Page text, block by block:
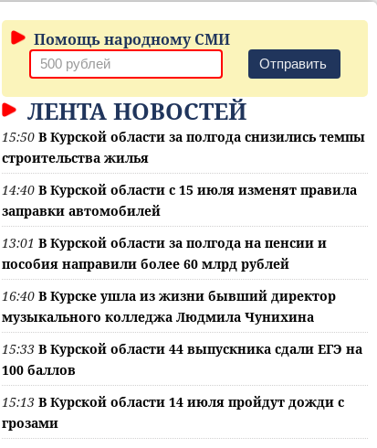
Помощь народному СМИ
Отправить
ЛЕНТА НОВОСТЕЙ
15:50 В Курской области за полгода снизились темпы
строительства жилья
14:40 В Курской области с 15 июля изменят правила
заправки автомобилей
13:01 В Курской области за полгода на пенсии и
пособия направили более 60 млрд рублей
16:40 В Курске ушла из жизни бывший директор
музыкального колледжа Людмила Чунихина
15:33 В Курской области 44 выпускника сдали ЕГЭ на
100 баллов
15:13 В Курской области 14 июля пройдут дожди с
грозами